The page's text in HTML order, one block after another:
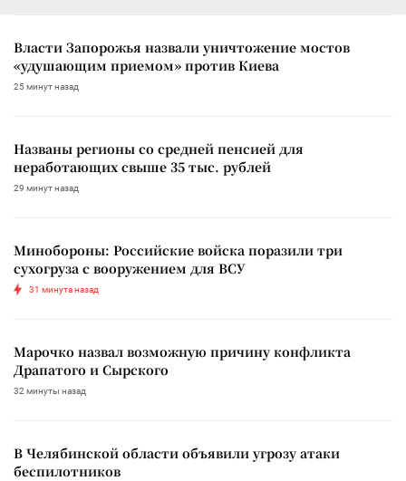
Власти Запорожья назвали уничтожение мостов
«удушающим приемом» против Киева
25 минут назад
Названы регионы со средней пенсией для
неработающих свыше 35 тыс. рублей
29 минут назад
Минобороны: Российские войска поразили три
сухогруза с вооружением для ВСУ
31 минута назад
Марочко назвал возможную причину конфликта
Драпатого и Сырского
32 минуты назад
В Челябинской области объявили угрозу атаки
беспилотников